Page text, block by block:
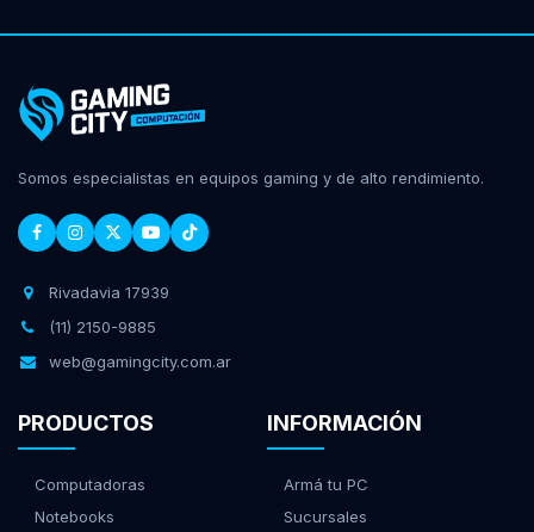
Somos especialistas en equipos gaming y de alto rendimiento.
Rivadavia 17939
(11) 2150-9885
web@gamingcity.com.ar
PRODUCTOS
Computadoras
Notebooks
INFORMACIÓN
Armá tu PC
Sucursales